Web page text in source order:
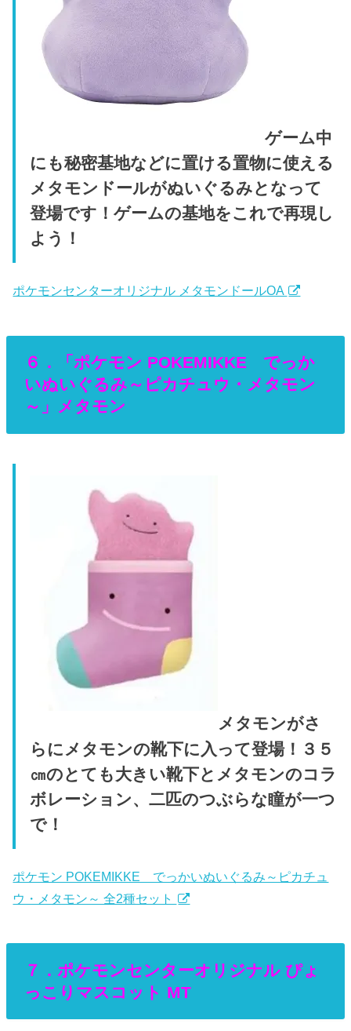
ゲーム中
にも秘密基地などに置ける置物に使える
メタモンドールがぬいぐるみとなって
登場です！ゲームの基地をこれで再現し
よう！
ポケモンセンターオリジナル メタモンドールOA
６．「ポケモン POKEMIKKE でっか
いぬいぐるみ～ピカチュウ・メタモン
～」メタモン
メタモンがさ
らにメタモンの靴下に入って登場！３５
㎝のとても大きい靴下とメタモンのコラ
ボレーション、二匹のつぶらな瞳が一つ
で！
ポケモン POKEMIKKE でっかいぬいぐるみ～ピカチュ
ウ・メタモン～ 全2種セット
７．ポケモンセンターオリジナル ぴょ
っこりマスコット MT